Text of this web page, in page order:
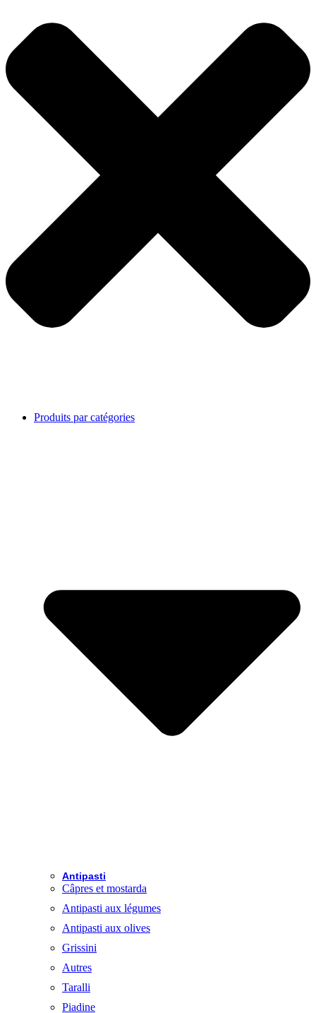
Produits par catégories
Antipasti
Câpres et mostarda
Antipasti aux légumes
Antipasti aux olives
Grissini
Autres
Taralli
Piadine